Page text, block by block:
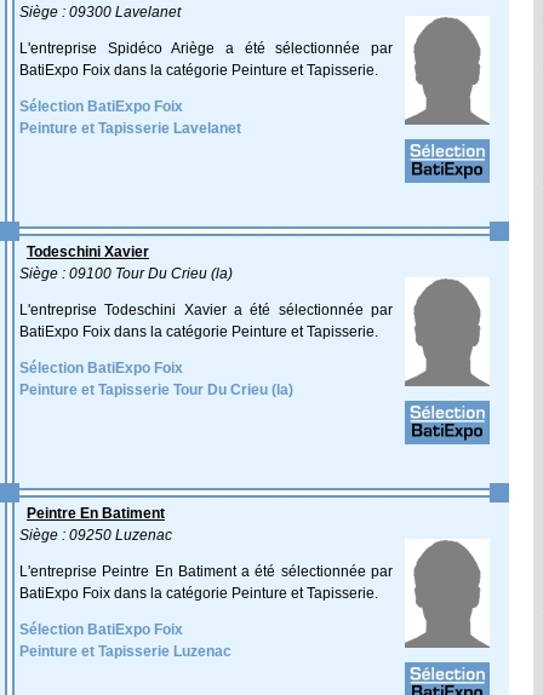
Siège : 09300 Lavelanet
L'entreprise Spidéco Ariège a été sélectionnée par
BatiExpo Foix dans la catégorie Peinture et Tapisserie.
Sélection BatiExpo Foix
Peinture et Tapisserie Lavelanet
Todeschini Xavier
Siège : 09100 Tour Du Crieu (la)
L'entreprise Todeschini Xavier a été sélectionnée par
BatiExpo Foix dans la catégorie Peinture et Tapisserie.
Sélection BatiExpo Foix
Peinture et Tapisserie Tour Du Crieu (la)
Peintre En Batiment
Siège : 09250 Luzenac
L'entreprise Peintre En Batiment a été sélectionnée par
BatiExpo Foix dans la catégorie Peinture et Tapisserie.
Sélection BatiExpo Foix
Peinture et Tapisserie Luzenac